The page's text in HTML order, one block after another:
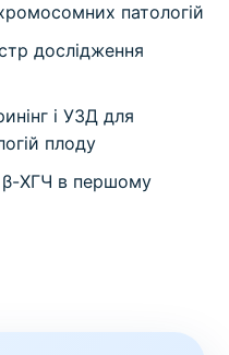
патологій
дослідження
і УЗД для
плоду
β-ХГЧ в першому